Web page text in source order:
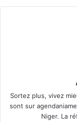
Sortez plus, vivez
sont sur
Niger. La